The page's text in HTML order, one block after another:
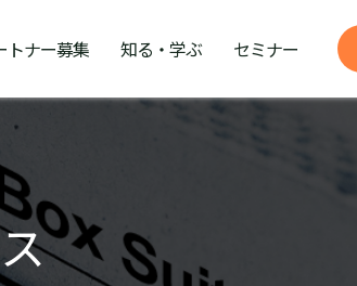
トナー募集 知る・学ぶ セミナー